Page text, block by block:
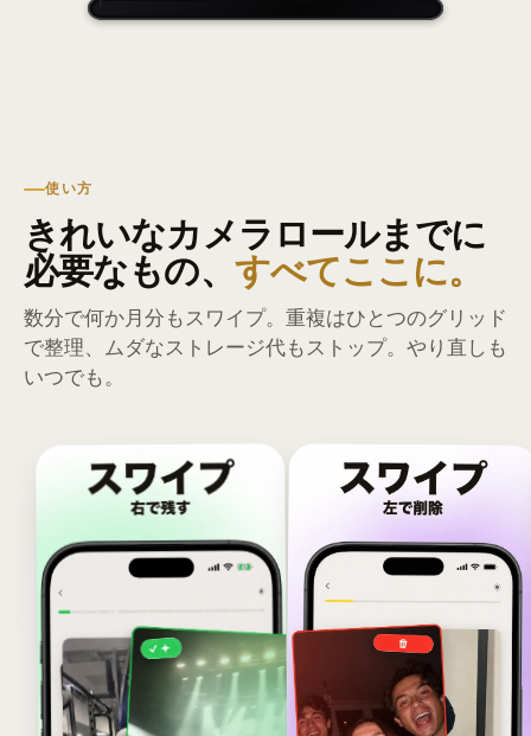
使い方
きれいなカメラロールまでに
必要なもの、 すべてここに。
数分で何か月分もスワイプ。重複はひとつのグリッド
で整理、ムダなストレージ代もストップ。やり直しも
いつでも。